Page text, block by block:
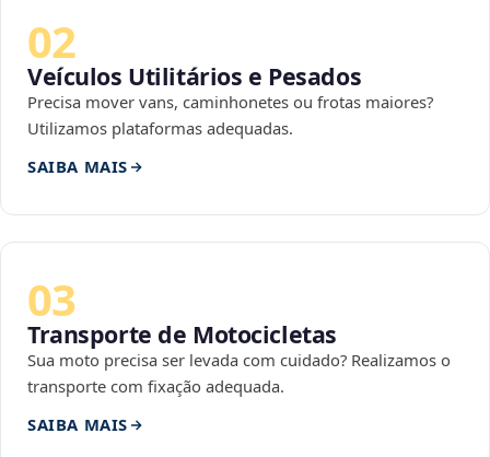
02
Veículos Utilitários e Pesados
Precisa mover vans, caminhonetes ou frotas maiores?
Utilizamos plataformas adequadas.
SAIBA MAIS
03
Transporte de Motocicletas
Sua moto precisa ser levada com cuidado? Realizamos o
transporte com fixação adequada.
SAIBA MAIS